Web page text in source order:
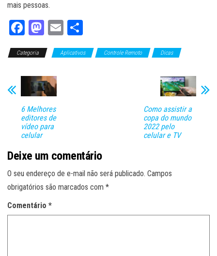
mais pessoas.
Fa
ce
bo
ok
M
as
to
do
n
E
m
ail
ar
e
Categoria Aplicativos Controle Remoto Dicas
6 Melhores
editores de
vídeo para
celular
Como assistir a
copa do mundo
2022 pelo
celular e TV
Deixe um comentário
O seu endereço de e-mail não será publicado. Campos
obrigatórios são marcados com *
Comentário *